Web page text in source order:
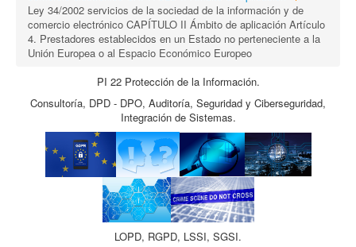
Ley 34/2002 servicios de la sociedad de la información y de
comercio electrónico CAPÍTULO II Ámbito de aplicación Artículo
4. Prestadores establecidos en un Estado no perteneciente a la
Unión Europea o al Espacio Económico Europeo
PI 22 Protección de la Información.
Consultoría, DPD - DPO, Auditoría, Seguridad y Ciberseguridad,
Integración de Sistemas.
LOPD, RGPD, LSSI, SGSI.